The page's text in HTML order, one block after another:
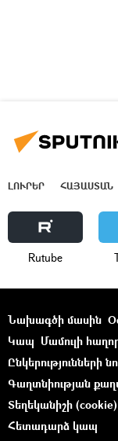
ԼՈՒՐԵՐ ՀԱՅԱՍՏԱՆ
Rutube
Նախագծի մասին
Կապ Մամուլի
Ընկերությունների
Գաղտնիության
Տեղեկանիշի
Հետադարձ կապ